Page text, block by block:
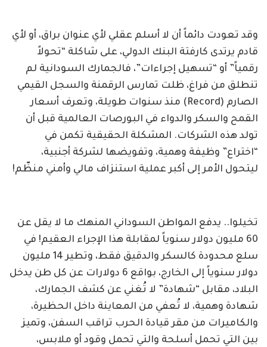
وقد تعودت دائماً أن لا أسلم عقلي لأي عنوان براق، أو لأي
قادم يرتدى كارفتة البنك الدولي، على شاكلة “تحولاً
رقمياً” أو “تسهيل إجراءات”، فالجمارك السودانية لم
تنطلق من فراغ، ظلت تمارس الرقمنة والسجل القيمي
الصارم (Record) منذ سنوات طويلة، وتعرف أسعار
القمح والسكر والدواء في البورصات العالمية قبل أن
تولد هذه الشركات. المشكلة الحقيقية تكمن في
“اختراع” وظيفة وهمية، وتفويضها لشركة أجنبية،
ليتحول الأمر إلى أكبر عملية استنزاف مالي وأمني منظّم!
تخيلوا.. يدفع المواطن السوداني المنهك ما لا يقل عن
60 مليون دولار سنوياً لمقابلة هذا الإجراء العقيم! في
سلع محدودة كالسكر والدقيق فقط، وتطير 14 مليون
دولار سنوياً إلى الخارج، بواقع 6 دولارات عن كل طن يدخل
البلاد، مقابل “شهادة” لا تُغني عن كشف الجمارك،
شهادة وهمية، لا تُعفي من المعاينة داخل الحظيرة،
والكاميرات من مقر قيادة الحرب تراقب السفن، وتميز
بين التي تحمل أسلحة والتي تحمل وقود أو ملابس،